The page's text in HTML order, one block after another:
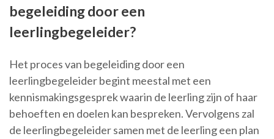
begeleiding door een
leerlingbegeleider?
Het proces van begeleiding door een
leerlingbegeleider begint meestal met een
kennismakingsgesprek waarin de leerling zijn of haar
behoeften en doelen kan bespreken. Vervolgens zal
de leerlingbegeleider samen met de leerling een plan